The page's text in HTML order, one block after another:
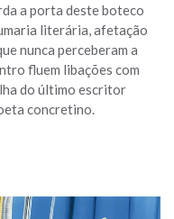
a porta deste boteco
literária, afetação
nunca perceberam a
fluem libações com
do último escritor
concretino.